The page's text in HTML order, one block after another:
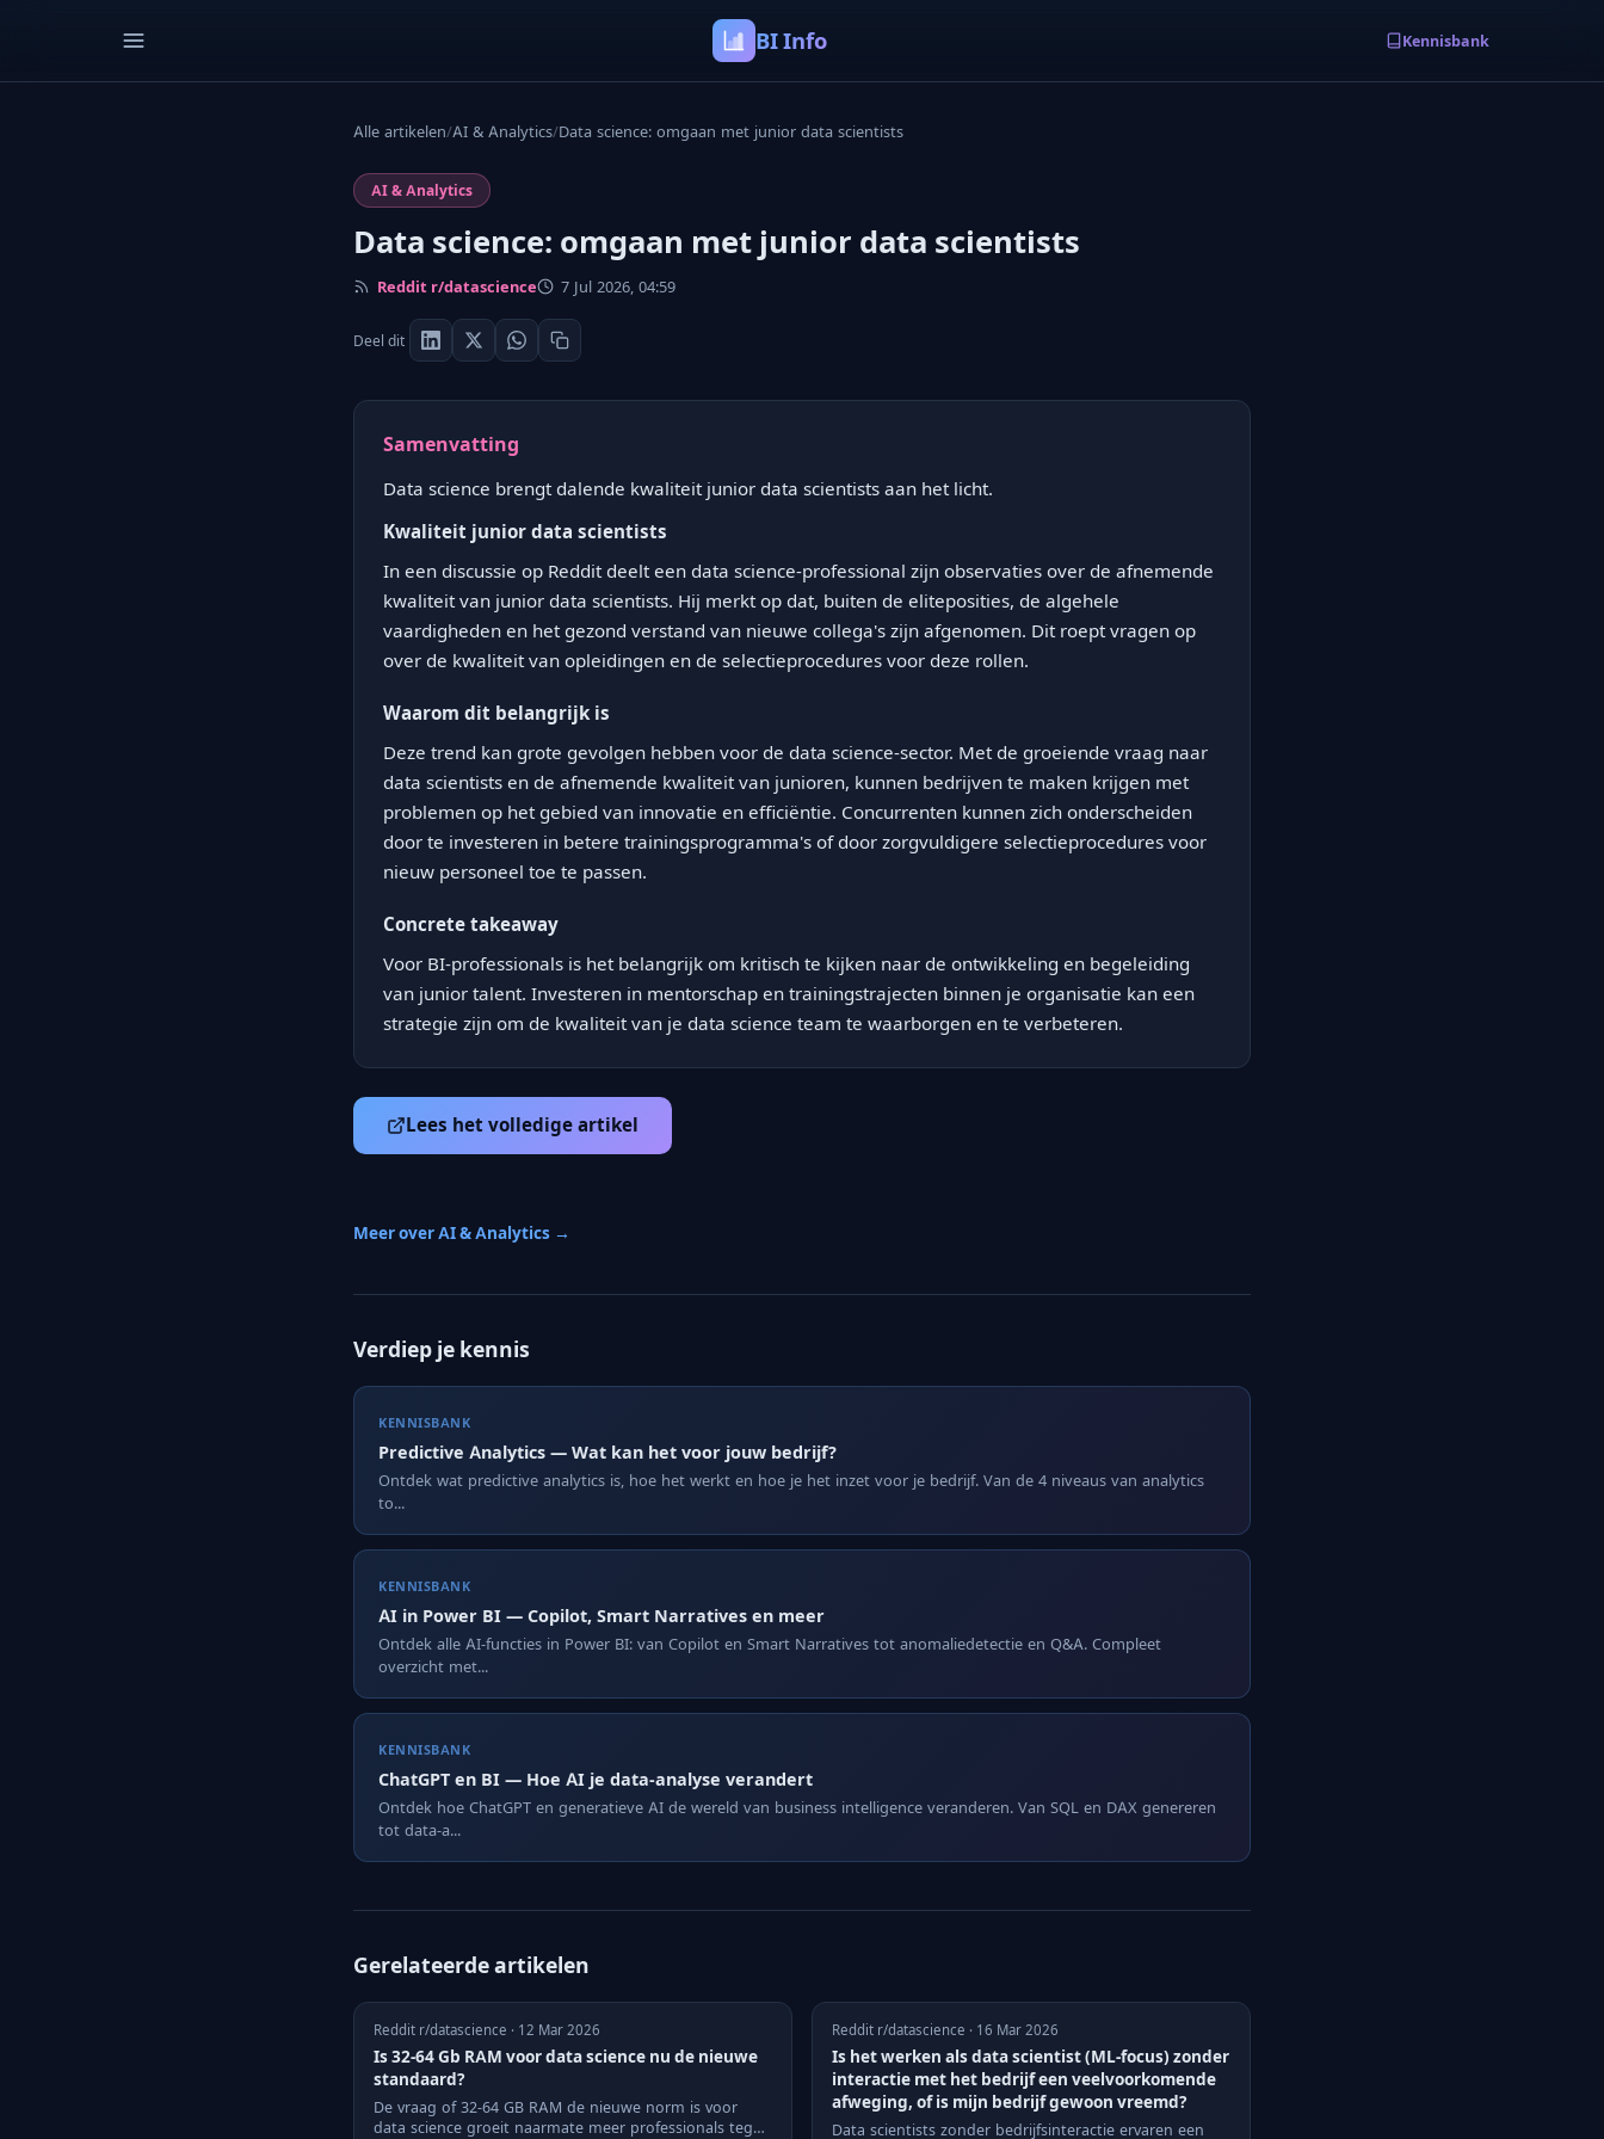
BI Info Kennisbank
Alle artikelen/AI & Analytics/Data science: omgaan met junior data scientists
AI & Analytics
Data science: omgaan met junior data scientists
Reddit r/datascience 7 Jul 2026, 04:59
Deel dit
Samenvatting
Data science brengt dalende kwaliteit junior data scientists aan het licht.
Kwaliteit junior data scientists
In een discussie op Reddit deelt een data science-professional zijn observaties over de afnemende
kwaliteit van junior data scientists. Hij merkt op dat, buiten de eliteposities, de algehele
vaardigheden en het gezond verstand van nieuwe collega's zijn afgenomen. Dit roept vragen op
over de kwaliteit van opleidingen en de selectieprocedures voor deze rollen.
Waarom dit belangrijk is
Deze trend kan grote gevolgen hebben voor de data science-sector. Met de groeiende vraag naar
data scientists en de afnemende kwaliteit van junioren, kunnen bedrijven te maken krijgen met
problemen op het gebied van innovatie en efficiëntie. Concurrenten kunnen zich onderscheiden
door te investeren in betere trainingsprogramma's of door zorgvuldigere selectieprocedures voor
nieuw personeel toe te passen.
Concrete takeaway
Voor BI-professionals is het belangrijk om kritisch te kijken naar de ontwikkeling en begeleiding
van junior talent. Investeren in mentorschap en trainingstrajecten binnen je organisatie kan een
strategie zijn om de kwaliteit van je data science team te waarborgen en te verbeteren.
Lees het volledige artikel
Meer over AI & Analytics →
Verdiep je kennis
KENNISBANK
Predictive Analytics — Wat kan het voor jouw bedrijf?
Ontdek wat predictive analytics is, hoe het werkt en hoe je het inzet voor je bedrijf. Van de 4 niveaus van analytics
to...
KENNISBANK
AI in Power BI — Copilot, Smart Narratives en meer
Ontdek alle AI-functies in Power BI: van Copilot en Smart Narratives tot anomaliedetectie en Q&A. Compleet
overzicht met...
KENNISBANK
ChatGPT en BI — Hoe AI je data-analyse verandert
Ontdek hoe ChatGPT en generatieve AI de wereld van business intelligence veranderen. Van SQL en DAX genereren
tot data-a...
Gerelateerde artikelen
Reddit r/datascience · 12 Mar 2026
Is 32-64 Gb RAM voor data science nu de nieuwe
standaard?
De vraag of 32-64 GB RAM de nieuwe norm is voor
data science groeit naarmate meer professionals tegen
Reddit r/datascience · 16 Mar 2026
Is het werken als data scientist (ML-focus) zonder
interactie met het bedrijf een veelvoorkomende
afweging, of is mijn bedrijf gewoon vreemd?
Data scientists zonder bedrijfsinteractie ervaren een